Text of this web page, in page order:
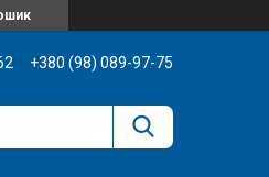
+380 (98) 089-97-75